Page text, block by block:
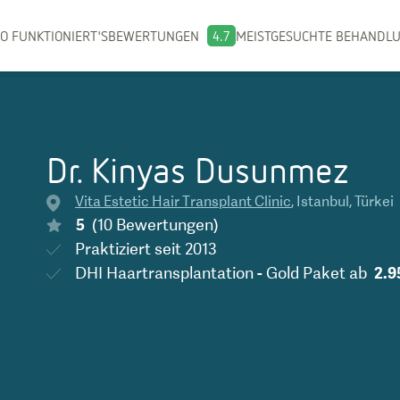
FUNKTIONIERT'SBEWERTUNGEN 4.7 MEISTGESUCHTE
Dr. Kinyas Dusunmez
Vita Estetic Hair Transplant Clinic, Istanbul,Türkei
5 (10 Bewertungen)
Praktiziert seit 2013
DHI Haartransplantation - Gold Paket ab